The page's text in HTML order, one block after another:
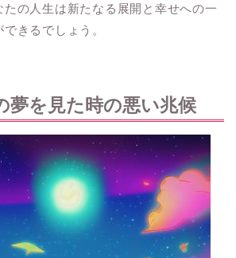
の人生は新たなる展開と幸せへの一
きるでしょう。
夢を見た時の悪い兆候